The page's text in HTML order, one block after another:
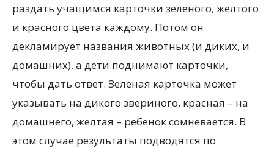
раздать учащимся карточки зеленого, желтого
и красного цвета каждому. Потом он
декламирует названия животных (и диких, и
домашних), а дети поднимают карточки,
чтобы дать ответ. Зеленая карточка может
указывать на дикого звериного, красная – на
домашнего, желтая – ребенок сомневается. В
этом случае результаты подводятся по